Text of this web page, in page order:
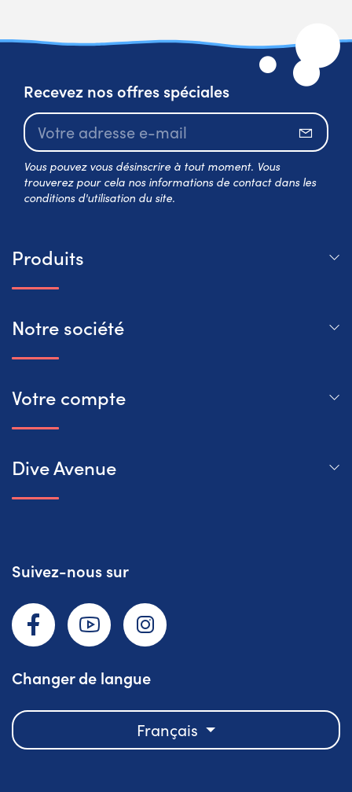
Recevez nos offres spéciales
Vous pouvez vous désinscrire à tout moment. Vous
trouverez pour cela nos informations de contact dans les
conditions d'utilisation du site.
Produits
Notre société
Votre compte
Dive Avenue
Suivez-nous sur
Changer de langue
Français